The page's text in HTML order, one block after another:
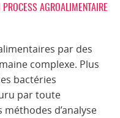
AGROALIMENTAIRE
par des
complexe. Plus
bactéries
par toute
d’analyse